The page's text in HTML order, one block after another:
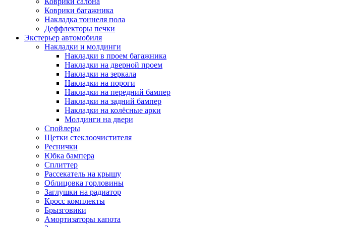
Коврики багажника
Накладка тоннеля пола
Деффлекторы печки
Экстерьер автомобиля
Накладки и молдинги
Накладки в проем багажника
Накладки на дверной проем
Накладки на зеркала
Накладки на пороги
Накладки на передний бампер
Накладки на задний бампер
Накладки на колёсные арки
Молдинги на двери
Спойлеры
Щетки стеклоочистителя
Реснички
Юбка бампера
Сплиттер
Рассекатель на крышу
Облицовка горловины
Заглушки на радиатор
Кросс комплекты
Брызговики
Амортизаторы капота